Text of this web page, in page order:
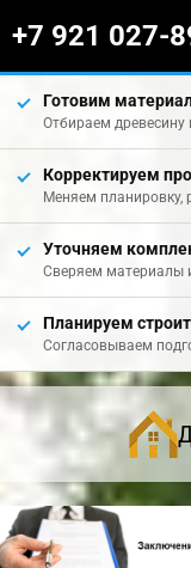
+7 921 027-
Готовим
Отбираем древесину
Корректируем
Меняем планировку,
Уточняем
Сверяем материалы
Планируем
Согласовываем